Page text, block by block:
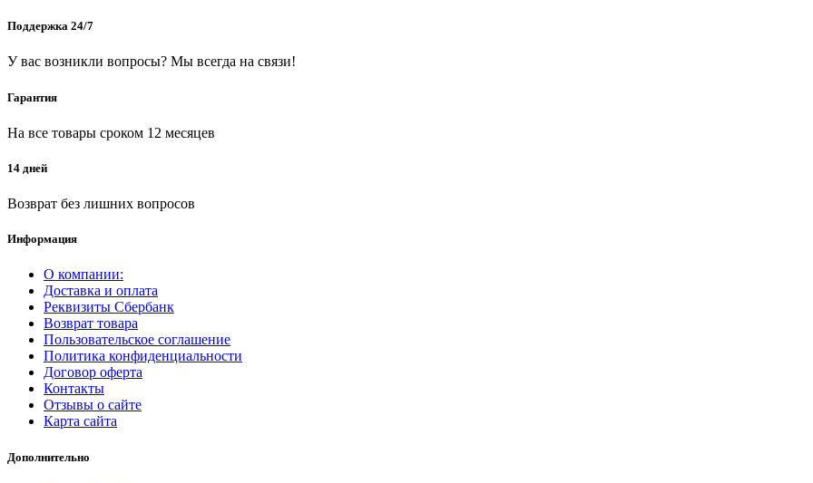
Поддержка 24/7
У вас возникли вопросы? Мы всегда на связи!
Гарантия
На все товары сроком 12 месяцев
14 дней
Возврат без лишних вопросов
Информация
О компании:
Доставка и оплата
Реквизиты Сбербанк
Возврат товара
Пользовательское соглашение
Политика конфиденциальности
Договор оферта
Контакты
Отзывы о сайте
Карта сайта
Дополнительно